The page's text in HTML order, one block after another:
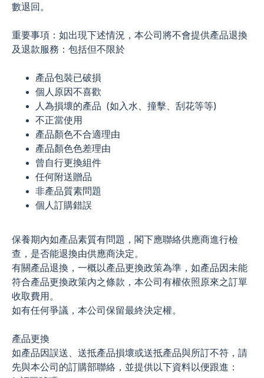
數退回。
重要事項：如出現下述情況，本公司將不會提供產品退換
及退款服務：包括但不限於
產品包裝已破損
個人原因不喜歡
人為損壞的產品 (如入水、撞擊、刮花等等)
不正當使用
產品顏色不合適理由
產品顏色色差理由
曾自行更換組件
任何附送贈品
非產品質素問題
個人訂購錯誤
保養期內如產品素質有問題，閣下應聯絡供應商進行檢
查，是否能退換由供應商決定。
有關產品退換，一概以產品更換政策為準，如產品因未能
符合產品更換政策內之條款，本公司有權依照原來之訂單
收取費用。
如有任何爭議，本公司保留最終決定權。
產品更換
如產品因誤送、送抵產品損壞或送抵產品與所訂不符，請
先與本公司的訂購部聯絡，並提供以下資料以便跟進：